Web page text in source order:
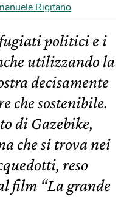
Rigitano
politici e i
utilizzando la
decisamente
che sostenibile.
di Gazebike,
che si trova nei
reso
film “La grande